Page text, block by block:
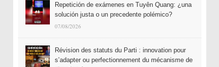
Repetición de exámenes en Tuyên Quang: ¿una
solución justa o un precedente polémico?
07/08/2026
Révision des statuts du Parti : innovation pour
s’adapter ou perfectionnement du mécanisme de